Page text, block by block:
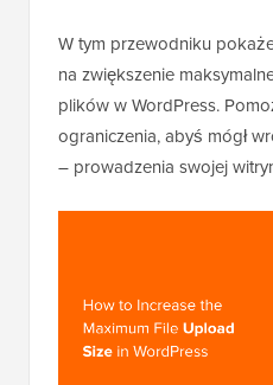
W tym przewodniku
na zwiększenie
plików w WordPress.
ograniczenia, abyś mógł
– prowadzenia swojej